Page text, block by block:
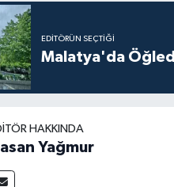
EDITÖRÜN SEÇTIĞI
Malatya'da
HAKKINDA
Yağmur